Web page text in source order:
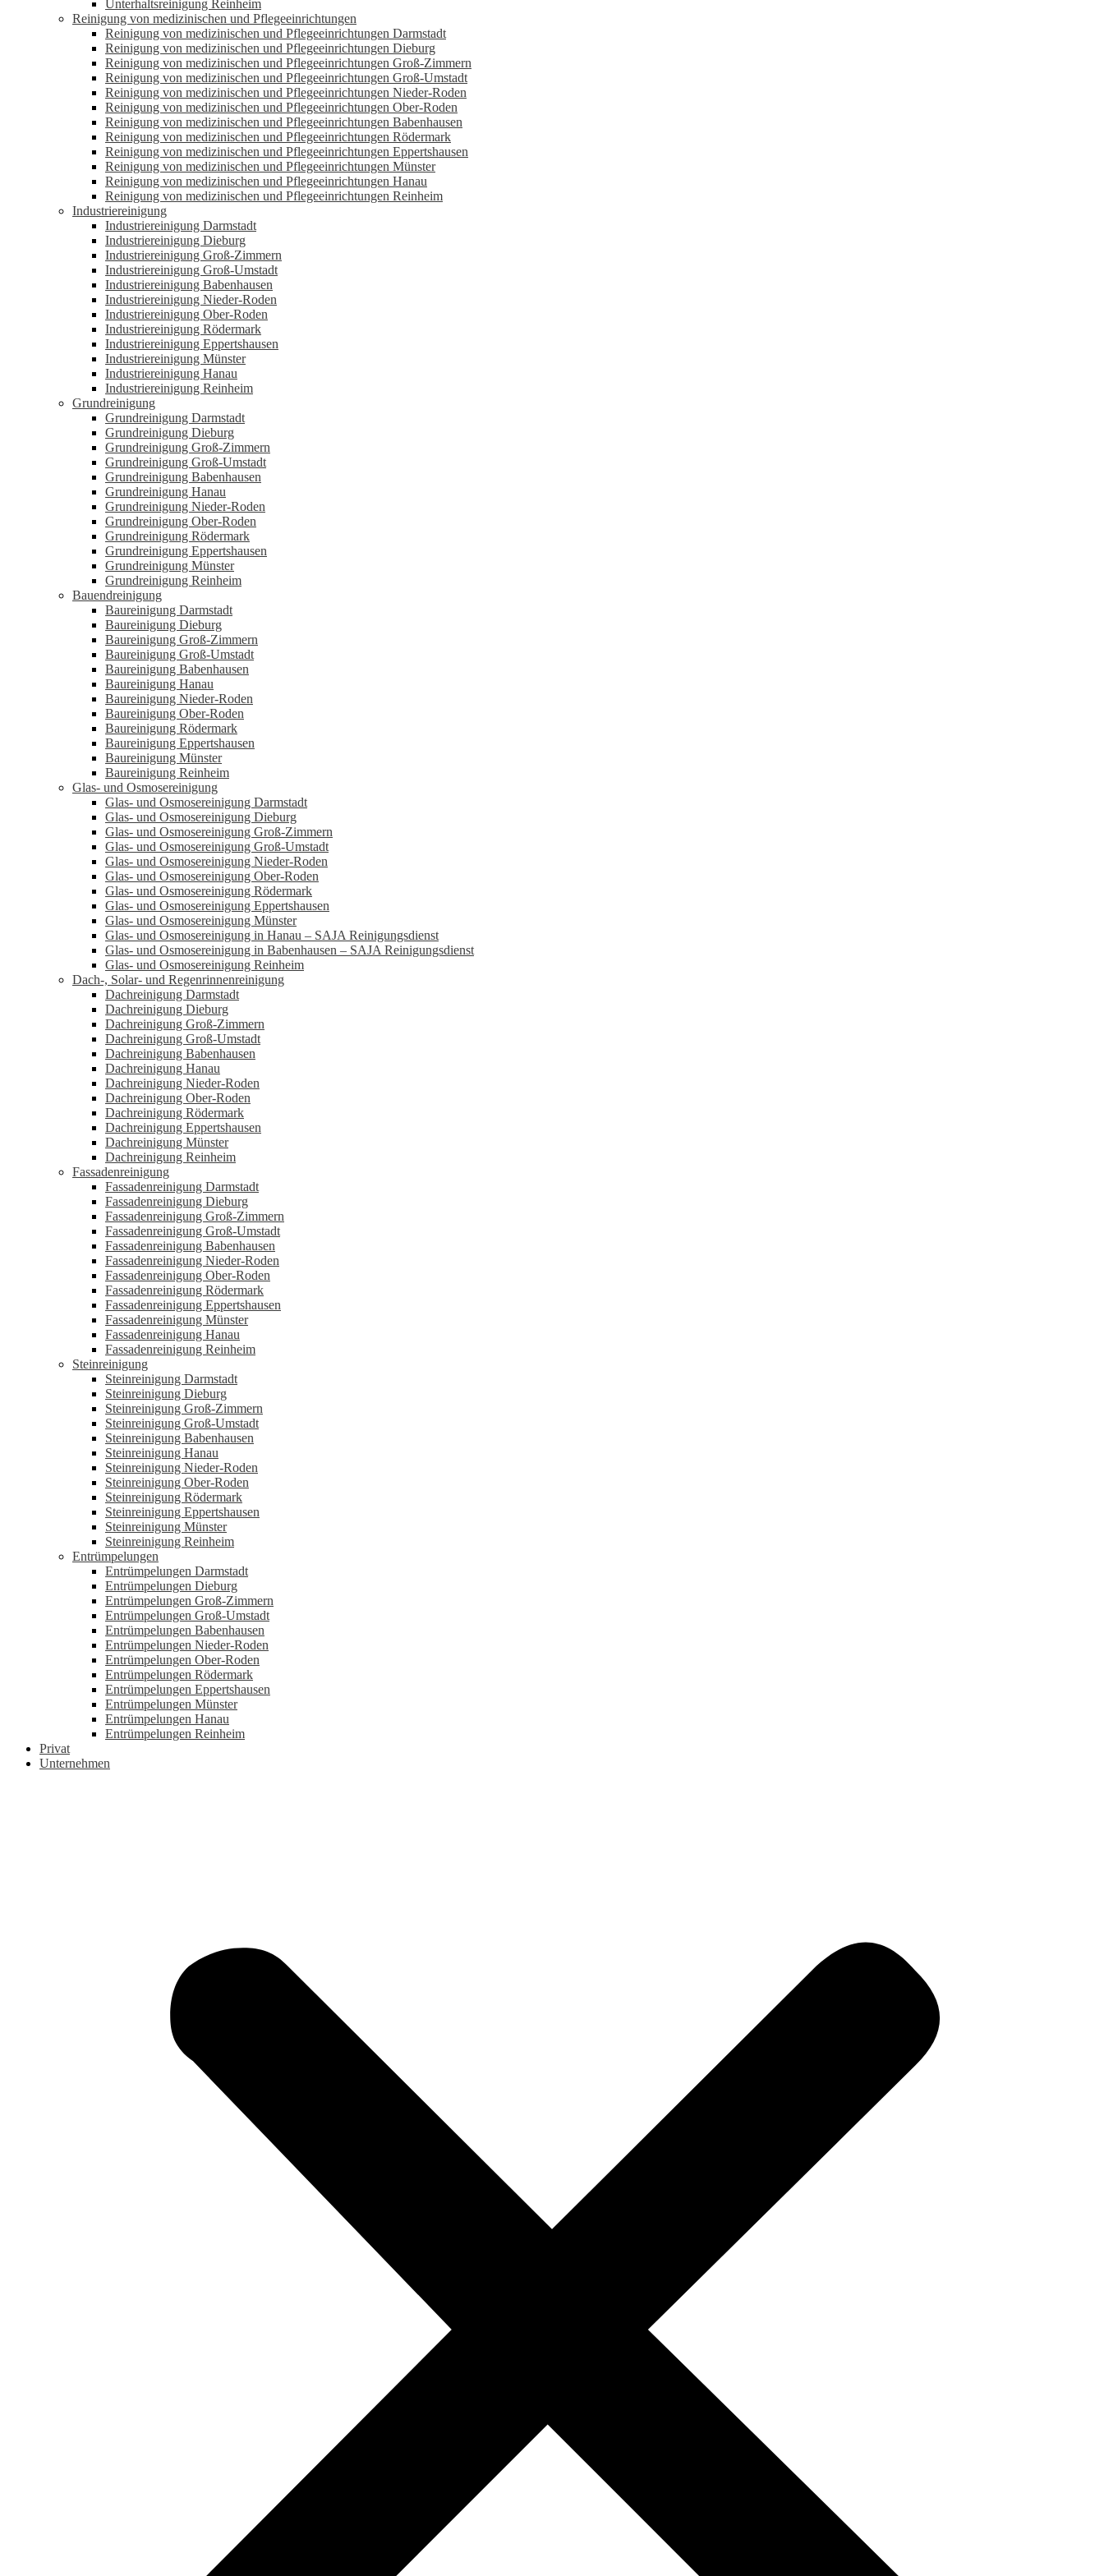
Unterhaltsreinigung Reinheim
Reinigung von medizinischen und Pflegeeinrichtungen
Reinigung von medizinischen und Pflegeeinrichtungen Darmstadt
Reinigung von medizinischen und Pflegeeinrichtungen Dieburg
Reinigung von medizinischen und Pflegeeinrichtungen Groß-Zimmern
Reinigung von medizinischen und Pflegeeinrichtungen Groß-Umstadt
Reinigung von medizinischen und Pflegeeinrichtungen Nieder-Roden
Reinigung von medizinischen und Pflegeeinrichtungen Ober-Roden
Reinigung von medizinischen und Pflegeeinrichtungen Babenhausen
Reinigung von medizinischen und Pflegeeinrichtungen Rödermark
Reinigung von medizinischen und Pflegeeinrichtungen Eppertshausen
Reinigung von medizinischen und Pflegeeinrichtungen Münster
Reinigung von medizinischen und Pflegeeinrichtungen Hanau
Reinigung von medizinischen und Pflegeeinrichtungen Reinheim
Industriereinigung
Industriereinigung Darmstadt
Industriereinigung Dieburg
Industriereinigung Groß-Zimmern
Industriereinigung Groß-Umstadt
Industriereinigung Babenhausen
Industriereinigung Nieder-Roden
Industriereinigung Ober-Roden
Industriereinigung Rödermark
Industriereinigung Eppertshausen
Industriereinigung Münster
Industriereinigung Hanau
Industriereinigung Reinheim
Grundreinigung
Grundreinigung Darmstadt
Grundreinigung Dieburg
Grundreinigung Groß-Zimmern
Grundreinigung Groß-Umstadt
Grundreinigung Babenhausen
Grundreinigung Hanau
Grundreinigung Nieder-Roden
Grundreinigung Ober-Roden
Grundreinigung Rödermark
Grundreinigung Eppertshausen
Grundreinigung Münster
Grundreinigung Reinheim
Bauendreinigung
Baureinigung Darmstadt
Baureinigung Dieburg
Baureinigung Groß-Zimmern
Baureinigung Groß-Umstadt
Baureinigung Babenhausen
Baureinigung Hanau
Baureinigung Nieder-Roden
Baureinigung Ober-Roden
Baureinigung Rödermark
Baureinigung Eppertshausen
Baureinigung Münster
Baureinigung Reinheim
Glas- und Osmosereinigung
Glas- und Osmosereinigung Darmstadt
Glas- und Osmosereinigung Dieburg
Glas- und Osmosereinigung Groß-Zimmern
Glas- und Osmosereinigung Groß-Umstadt
Glas- und Osmosereinigung Nieder-Roden
Glas- und Osmosereinigung Ober-Roden
Glas- und Osmosereinigung Rödermark
Glas- und Osmosereinigung Eppertshausen
Glas- und Osmosereinigung Münster
Glas- und Osmosereinigung in Hanau – SAJA Reinigungsdienst
Glas- und Osmosereinigung in Babenhausen – SAJA Reinigungsdienst
Glas- und Osmosereinigung Reinheim
Dach-, Solar- und Regenrinnenreinigung
Dachreinigung Darmstadt
Dachreinigung Dieburg
Dachreinigung Groß-Zimmern
Dachreinigung Groß-Umstadt
Dachreinigung Babenhausen
Dachreinigung Hanau
Dachreinigung Nieder-Roden
Dachreinigung Ober-Roden
Dachreinigung Rödermark
Dachreinigung Eppertshausen
Dachreinigung Münster
Dachreinigung Reinheim
Fassadenreinigung
Fassadenreinigung Darmstadt
Fassadenreinigung Dieburg
Fassadenreinigung Groß-Zimmern
Fassadenreinigung Groß-Umstadt
Fassadenreinigung Babenhausen
Fassadenreinigung Nieder-Roden
Fassadenreinigung Ober-Roden
Fassadenreinigung Rödermark
Fassadenreinigung Eppertshausen
Fassadenreinigung Münster
Fassadenreinigung Hanau
Fassadenreinigung Reinheim
Steinreinigung
Steinreinigung Darmstadt
Steinreinigung Dieburg
Steinreinigung Groß-Zimmern
Steinreinigung Groß-Umstadt
Steinreinigung Babenhausen
Steinreinigung Hanau
Steinreinigung Nieder-Roden
Steinreinigung Ober-Roden
Steinreinigung Rödermark
Steinreinigung Eppertshausen
Steinreinigung Münster
Steinreinigung Reinheim
Entrümpelungen
Entrümpelungen Darmstadt
Entrümpelungen Dieburg
Entrümpelungen Groß-Zimmern
Entrümpelungen Groß-Umstadt
Entrümpelungen Babenhausen
Entrümpelungen Nieder-Roden
Entrümpelungen Ober-Roden
Entrümpelungen Rödermark
Entrümpelungen Eppertshausen
Entrümpelungen Münster
Entrümpelungen Hanau
Entrümpelungen Reinheim
Privat
Unternehmen